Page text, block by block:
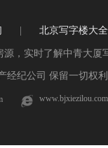
北京写字楼大全
源，实时了解中青大厦
经纪公司 保留一切权
www.bjxiezilou.com